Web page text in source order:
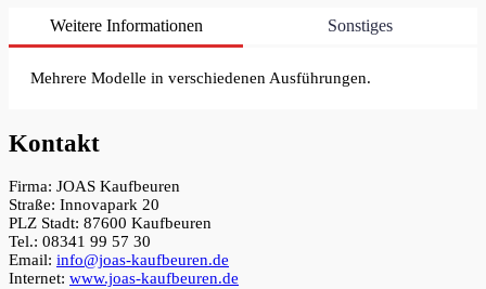
Weitere Informationen Sonstiges
Mehrere Modelle in verschiedenen Ausführungen.
Kontakt
Firma: JOAS Kaufbeuren
Straße: Innovapark 20
PLZ Stadt: 87600 Kaufbeuren
Tel.: 08341 99 57 30
Email: info@joas-kaufbeuren.de
Internet: www.joas-kaufbeuren.de